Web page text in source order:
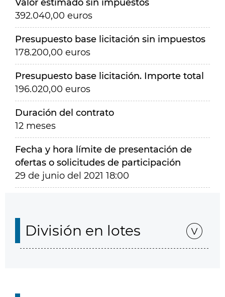
Valor estimado sin impuestos
392.040,00 euros
Presupuesto base licitación sin impuestos
178.200,00 euros
Presupuesto base licitación. Importe total
196.020,00 euros
Duración del contrato
12 meses
Fecha y hora límite de presentación de
ofertas o solicitudes de participación
29 de junio del 2021 18:00
División en lotes